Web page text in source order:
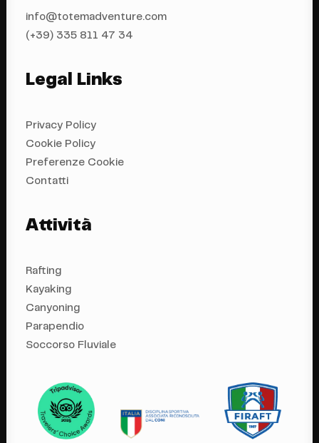
info@totemadventure.com
(+39) 335 811 47 34
Legal Links
Privacy Policy
Cookie Policy
Preferenze Cookie
Contatti
Attività
Rafting
Kayaking
Canyoning
Parapendio
Soccorso Fluviale